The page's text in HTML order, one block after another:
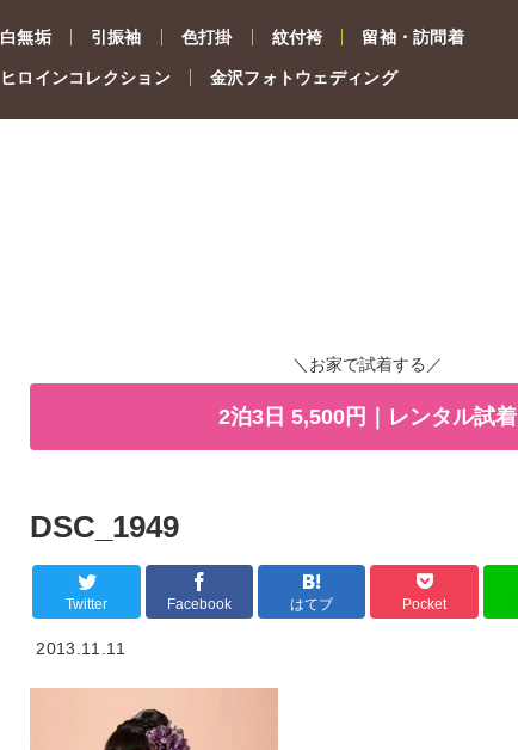
白無垢 引振袖 色打掛 紋付袴 留袖・訪問着
ヒロインコレクション 金沢フォトウェディング
＼お家で試着する／
2泊3日 5,500円｜レンタル試着
DSC_1949
Twitter Facebook はてブ Pocket
2013.11.11